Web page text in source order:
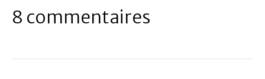
8 commentaires